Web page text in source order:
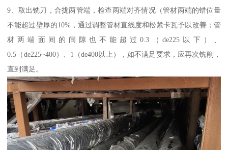
9、取出铣刀，合拢两管端，检查两端对齐情况（管材两端的错位量
不能超过壁厚的10%，通过调整管材直线度和松紧卡瓦予以改善；管
材两端面间的间隙也不能超过0.3（de225以下）、
0.5（de225~400）、1（de400以上），如不满足要求，应再次铣削，
直到满足。